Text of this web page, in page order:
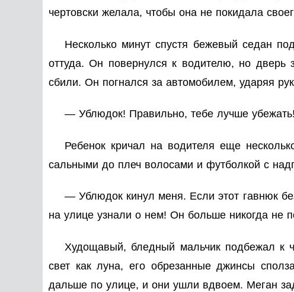
чертовски желала, чтобы она не покидала
Несколько минут спустя бежевый седан
оттуда. Он повернулся к водителю, но
сбили. Он погнался за автомобилем, ударяя
— Ублюдок! Правильно, тебе лучше
Ребенок кричал на водителя еще
сальными до плеч волосами и футболкой с
— Ублюдок кинул меня. Если этот гавнюк
на улице узнали о нем! Он больше никогда не
Худощавый, бледный мальчик подбежал к
свет как луна, его обрезанные джинсы
дальше по улице, и они ушли вдвоем. Меган